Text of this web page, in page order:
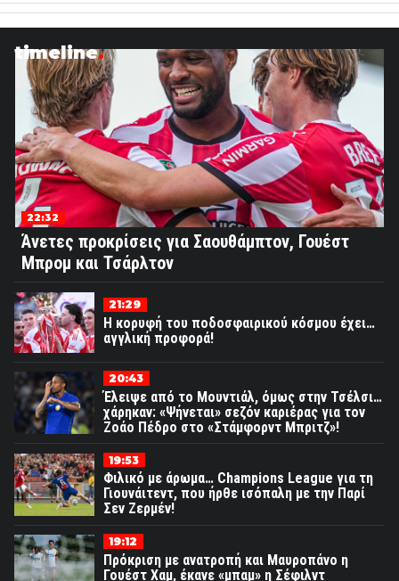
timeline
22:32
Άνετες προκρίσεις για Σαουθάμπτον, Γουέστ
Μπρομ και Τσάρλτον
21:29
Η κορυφή του ποδοσφαιρικού κόσμου έχει…
αγγλική προφορά!
20:43
Έλειψε από το Μουντιάλ, όμως στην Τσέλσι…
χάρηκαν: «Ψήνεται» σεζόν καριέρας για τον
Ζοάο Πέδρο στο «Στάμφορντ Μπριτζ»!
19:53
Φιλικό με άρωμα… Champions League για τη
Γιουνάιτεντ, που ήρθε ισόπαλη με την Παρί
Σεν Ζερμέν!
19:12
Πρόκριση με ανατροπή και Μαυροπάνο η
Γουέστ Χαμ, έκανε «μπαμ» η Σέφιλντ